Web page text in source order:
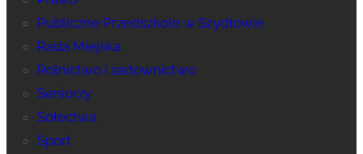
Publiczne Przedszkole w Szydłowie
Rada Miejska
Rolnictwo i sadownictwo
Seniorzy
Sołectwa
Sport